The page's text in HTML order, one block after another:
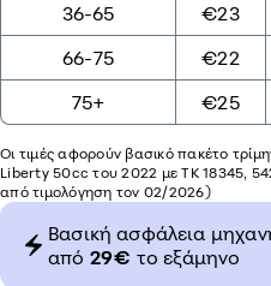
36-65
€23
66-75
€22
75+
€25
Οι τιμές αφορούν βασικό πακέτο
Liberty 50cc του 2022 με ΤΚ 18345,
από τιμολόγηση τον 02/2026)
Βασική ασφάλεια
από 29€ το εξάμηνο